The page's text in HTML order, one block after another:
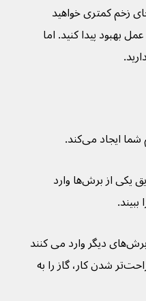
زخم کمتری خواهید
بهبود پیدا کنید. اما
ایجاد می‌کند.
سپس لاپاراسکوپ را از طریق یکی از برش‌ها وارد
ابزارهای ظریف را از طریق برش‌های دیگر وارد می ‌کنند
تا طحال را بردارند، و برای راحت‌تر شدن کار، گاز را به